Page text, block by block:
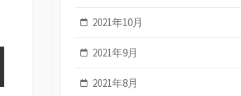
2021年10月
2021年9月
2021年8月